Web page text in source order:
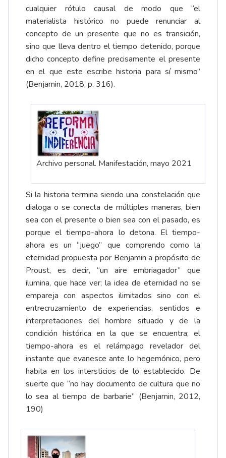
cualquier rótulo causal de modo que “el
materialista histórico no puede renunciar al
concepto de un presente que no es transición,
sino que lleva dentro el tiempo detenido, porque
dicho concepto define precisamente el presente
en el que este escribe historia para sí mismo”
(Benjamin, 2018, p. 316).
Archivo personal. Manifestación, mayo 2021
Si la historia termina siendo una constelación que
dialoga o se conecta de múltiples maneras, bien
sea con el presente o bien sea con el pasado, es
porque el tiempo-ahora lo detona. El tiempo-
ahora es un “juego” que comprendo como la
eternidad propuesta por Benjamin a propósito de
Proust, es decir, “un aire embriagador” que
ilumina, que hace ver; la idea de eternidad no se
empareja con aspectos ilimitados sino con el
entrecruzamiento de experiencias, sentidos e
interpretaciones del hombre situado y de la
condición histórica en la que se encuentra; el
tiempo-ahora es el relámpago revelador del
instante que evanesce ante lo hegemónico, pero
habita en los intersticios de lo establecido. De
suerte que “no hay documento de cultura que no
lo sea al tiempo de barbarie” (Benjamin, 2012,
190)